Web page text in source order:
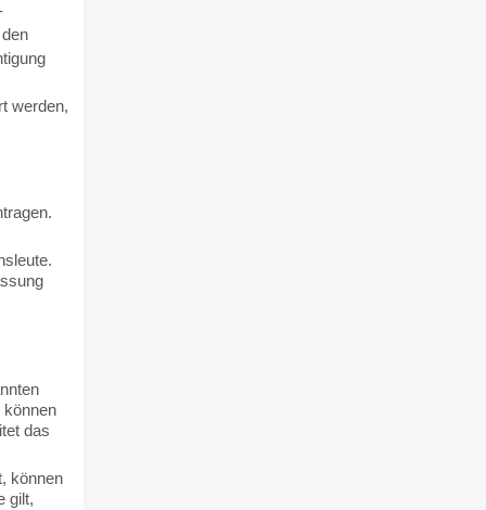
werden,
können
das
können
gilt,